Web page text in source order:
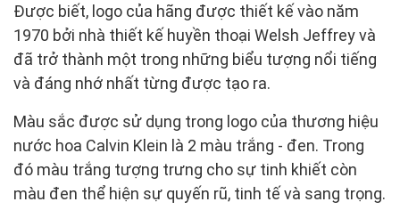
Được biết, logo của hãng được thiết kế vào năm
1970 bởi nhà thiết kế huyền thoại Welsh Jeffrey và
đã trở thành một trong những biểu tượng nổi tiếng
và đáng nhớ nhất từng được tạo ra.
Màu sắc được sử dụng trong logo của thương hiệu
nước hoa Calvin Klein là 2 màu trắng - đen. Trong
đó màu trắng tượng trưng cho sự tinh khiết còn
màu đen thể hiện sự quyến rũ, tinh tế và sang trọng.